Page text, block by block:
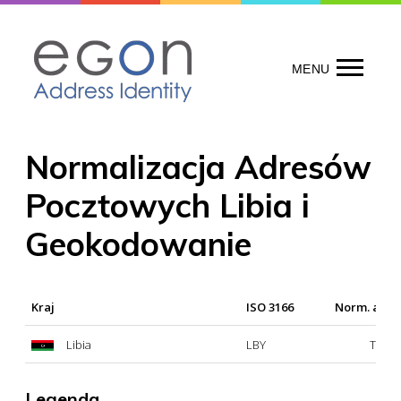
content
MENU
Normalizacja Adresów
Pocztowych Libia i
Geokodowanie
Kraj ISO 3166 Norm.
Libia LBY Tak